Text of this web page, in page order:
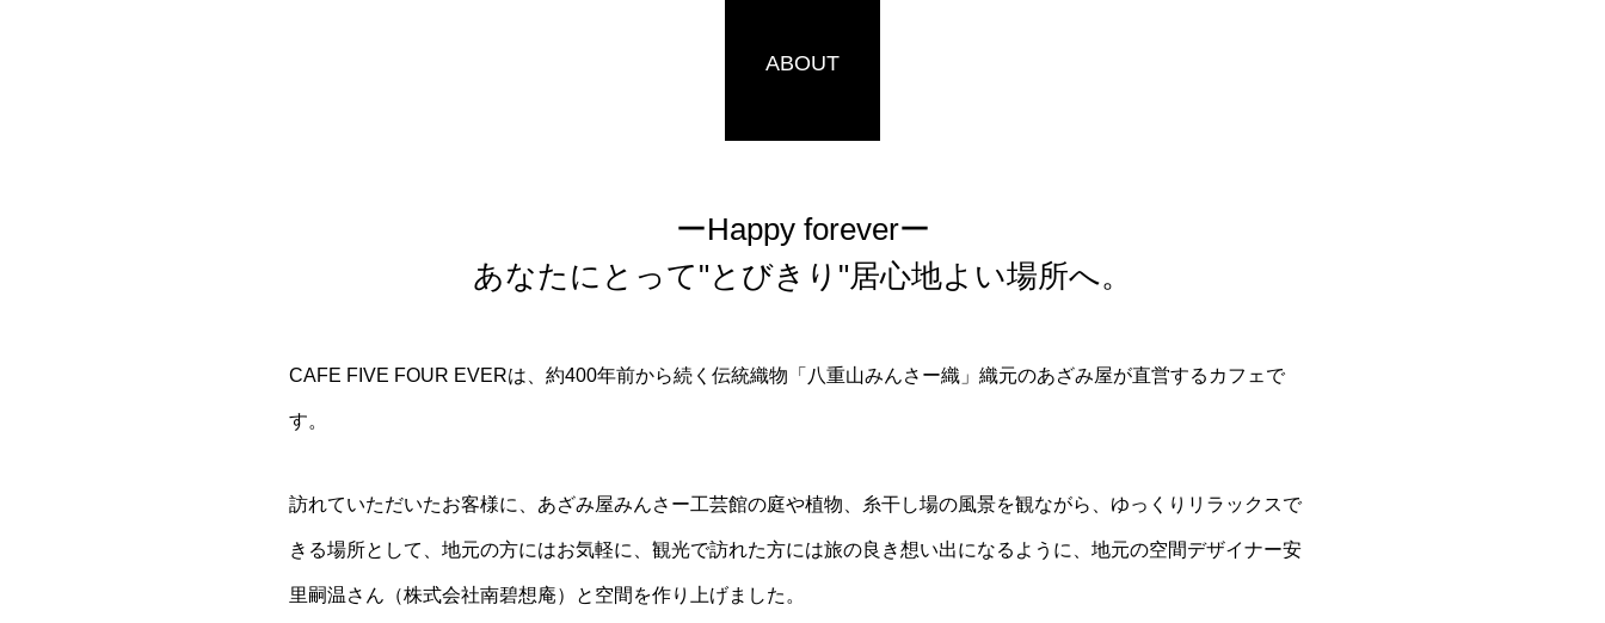
ABOUT
ーHappy foreverー
あなたにとって"とびきり"居心地よい場所へ。
CAFE FIVE FOUR EVERは、約400年前から続く伝統織物「八重山みんさー織」織元のあざみ屋が直営するカフェで
す。
訪れていただいたお客様に、あざみ屋みんさー工芸館の庭や植物、糸干し場の風景を観ながら、ゆっくりリラックスで
きる場所として、地元の方にはお気軽に、観光で訪れた方には旅の良き想い出になるように、地元の空間デザイナー安
里嗣温さん（株式会社南碧想庵）と空間を作り上げました。